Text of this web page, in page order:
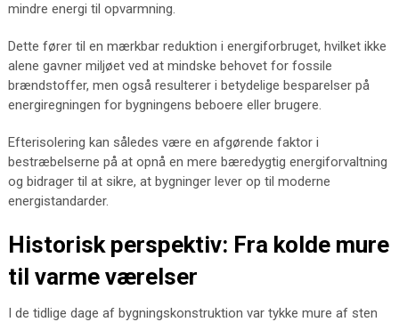
mindre energi til opvarmning.
Dette fører til en mærkbar reduktion i energiforbruget, hvilket ikke
alene gavner miljøet ved at mindske behovet for fossile
brændstoffer, men også resulterer i betydelige besparelser på
energiregningen for bygningens beboere eller brugere.
Efterisolering kan således være en afgørende faktor i
bestræbelserne på at opnå en mere bæredygtig energiforvaltning
og bidrager til at sikre, at bygninger lever op til moderne
energistandarder.
Historisk perspektiv: Fra kolde mure
til varme værelser
I de tidlige dage af bygningskonstruktion var tykke mure af sten